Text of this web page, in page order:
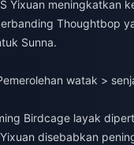
Yixuan meningkatkan
Thoughtbop
Sunna.
watak >
Birdcage layak
disebabkan